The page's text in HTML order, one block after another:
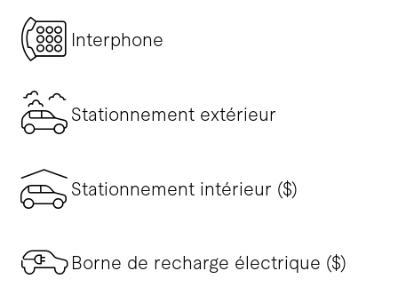
Interphone
Stationnement extérieur
Stationnement intérieur ($)
Borne de recharge électrique ($)